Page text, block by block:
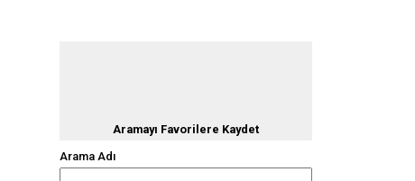
Aramayı Favorilere Kaydet
Arama Adı